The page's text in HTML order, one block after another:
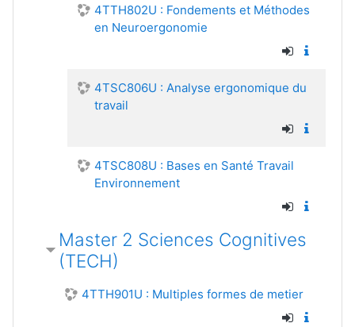
4TTH802U : Fondements et Méthodes
en Neuroergonomie
4TSC806U : Analyse ergonomique du
travail
4TSC808U : Bases en Santé Travail
Environnement
Master 2 Sciences Cognitives
(TECH)
4TTH901U : Multiples formes de metier